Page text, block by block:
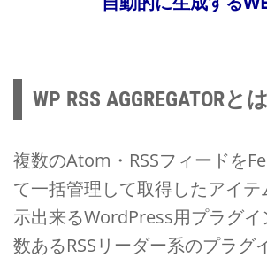
WP RSS AGGREGATORと
複数のAtom・RSSフィードを
て一括管理して取得したアイテ
示出来るWordPress用プラグイ
数あるRSSリーダー系のプラグ